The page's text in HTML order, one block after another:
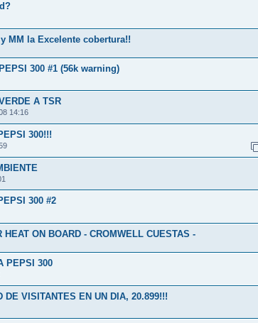
MM la Excelente cobertura!!
300 #1 (56k warning)
A TSR
14:16
300!!!
300 #2
ON BOARD - CROMWELL CUESTAS -
PEPSI 300
DE VISITANTES EN UN DIA, 20.899!!!